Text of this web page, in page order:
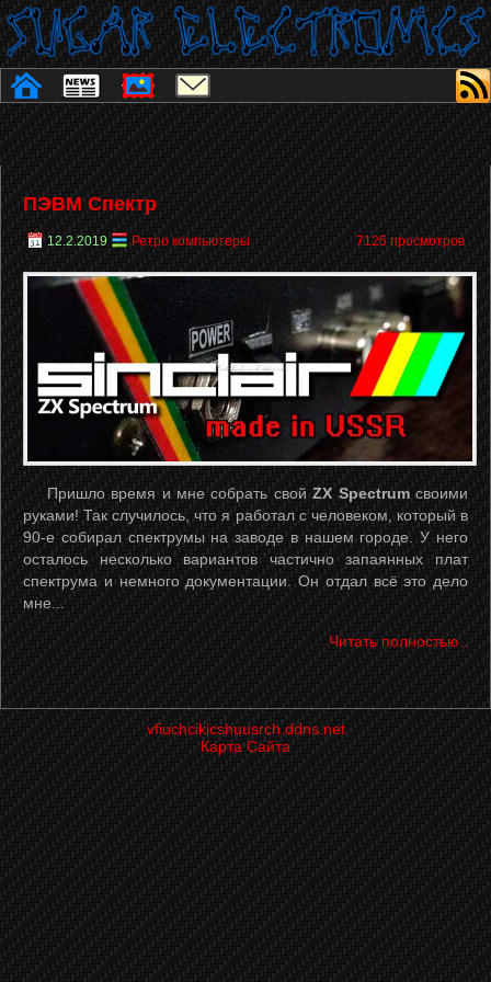
ПЭВМ Спектр
12.2.2019 Ретро компьютеры 7125 просмотров
Пришло время и мне собрать свойZX Spectrumсвоими
руками! Так случилось, что я работал с человеком, который в
90-е собирал спектрумы на заводе в нашем городе. У него
осталось несколько вариантов частично запаянных плат
спектрума и немного документации. Он отдал всё это дело
мне...
Читать полностью..
vfiuchcikicshuusrch.ddns.net
Карта Сайта